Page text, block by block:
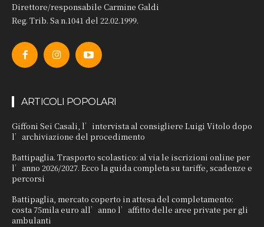
Direttore/responsabile Carmine Galdi
Reg. Trib. Sa n.1041 del 22.02.1999.
ARTICOLI POPOLARI
Giffoni Sei Casali, l’intervista al consigliere Luigi Vitolo dopo
l’archiviazione del procedimento
Battipaglia. Trasporto scolastico: al via le iscrizioni online per
l’anno 2026/2027. Ecco la guida completa su tariffe, scadenze e
percorsi
Battipaglia, mercato coperto in attesa del completamento:
costa 75mila euro all’anno l’affitto delle aree private per gli
ambulanti